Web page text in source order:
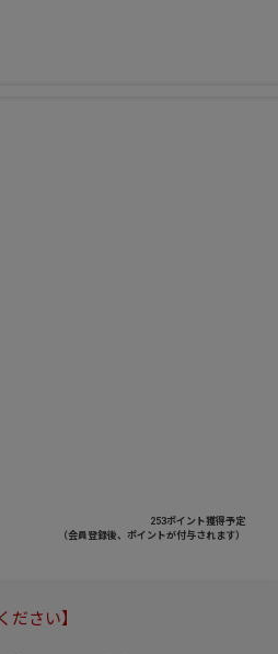
253ポイント獲得予定
（会員登録後、ポイントが付与されます）
ださい】